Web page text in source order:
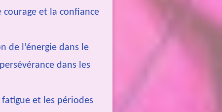
et la confiance
de l’énergie dans le
dans les
et les périodes